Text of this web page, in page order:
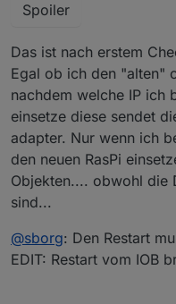
Spoiler
Das ist nach erstem
Egal ob ich den "alten"
nachdem welche IP ich
einsetze diese sendet
adapter. Nur wenn ich
den neuen RasPi
Objekten.... obwohl die
sind...
@sborg: Den Restart
EDIT: Restart vom IOB